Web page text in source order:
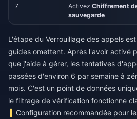
7 ActivezChiffrement
sauvegarde
L'étape du Verrouillage des appels
guides omettent. Après l'avoir activé
que j'aide à gérer, les tentatives
passées d'environ 6 par semaine à
mois. C'est un point de données
le filtrage de vérification fonctionne
Configuration recommandée pour